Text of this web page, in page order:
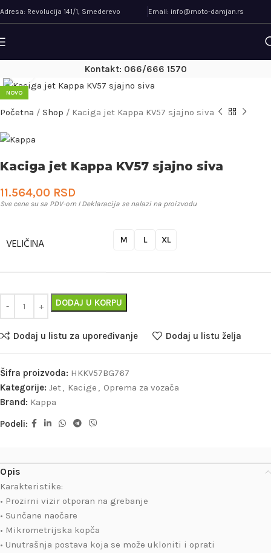
Adresa: Revolucija 141/1, Smederevo Email: info@moto-damjan.rs
Kontakt: 066/666 1570
NOVO
Početna / Shop / Kaciga jet Kappa KV57 sjajno siva
Kaciga jet Kappa KV57 sjajno siva
11.564,00 RSD
Sve cene su sa PDV-om I Deklaracija se nalazi na proizvodu
VELIČINA M L XL
DODAJ U KORPU
Dodaj u listu za upoređivanje Dodaj u listu želja
Šifra proizvoda: HKKV57BG767
Kategorije: Jet, Kacige , Oprema za vozača
Brand: Kappa
Podeli:
Opis
Karakteristike:
• Prozirni vizir otporan na grebanje
• Sunčane naočare
• Mikrometrijska kopča
• Unutrašnja postava koja se može ukloniti i oprati